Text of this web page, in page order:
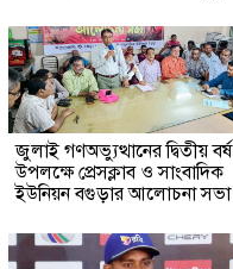
জুলাই গণঅভ্যুত্থানের দ্বিতীয় বর্ষ
উপলক্ষে প্রেসক্লাব ও সাংবাদিক
ইউনিয়ন বগুড়ার আলোচনা সভা